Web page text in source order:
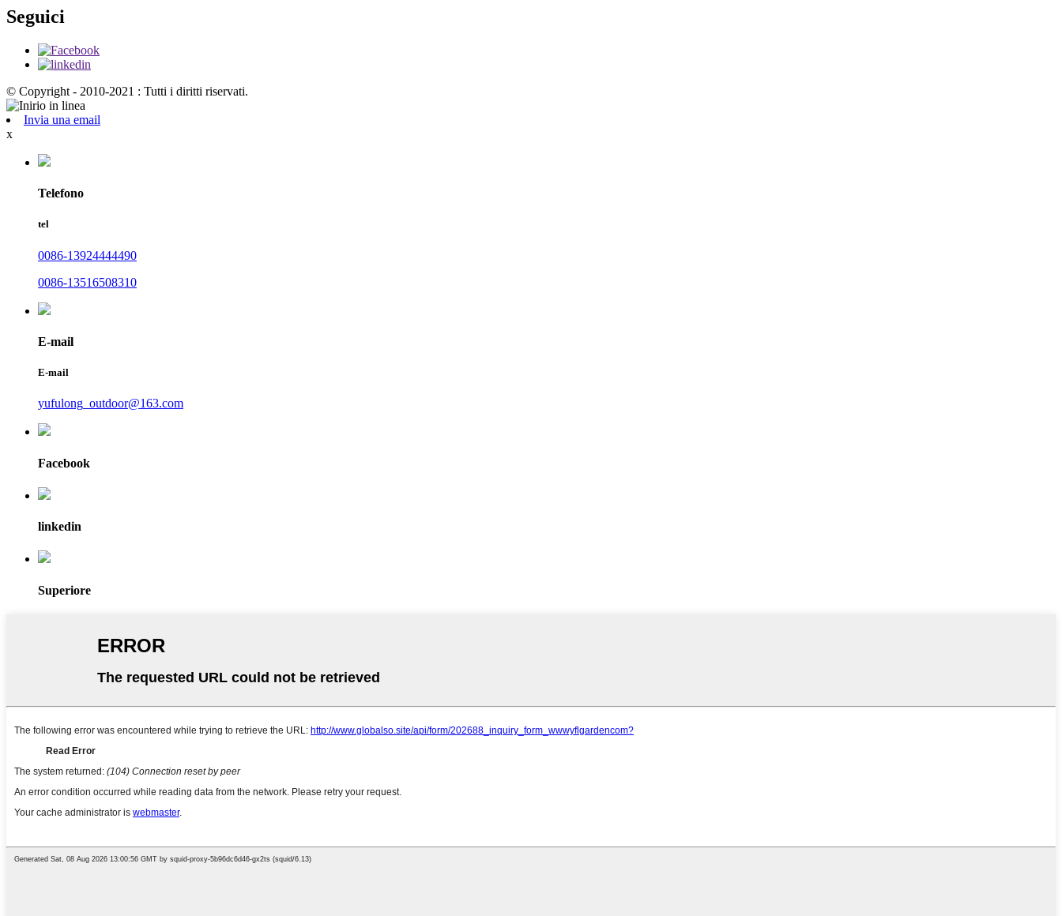
Seguici
© Copyright - 2010-2021 : Tutti i diritti riservati.
Invia una email
x
Telefono
tel
0086-13924444490
0086-13516508310
E-mail
E-mail
yufulong_outdoor@163.com
Facebook
linkedin
Superiore